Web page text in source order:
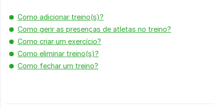
Como adicionar treino(s)?
Como gerir as presenças de atletas no treino?
Como criar um exercício?
Como eliminar treino(s)?
Como fechar um treino?